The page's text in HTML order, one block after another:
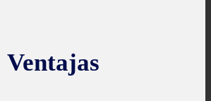
Ventajas